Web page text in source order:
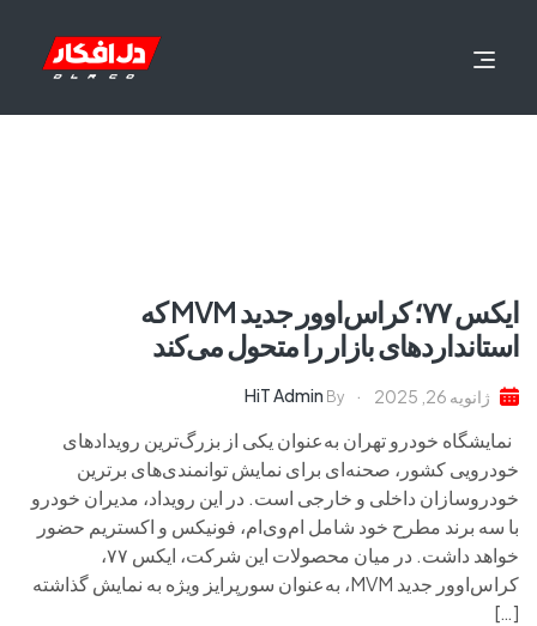
ایکس ۷۷؛ کراس‌اوور جدید MVM که
استانداردهای بازار را متحول می‌کند
ژانویه 26, 2025 By
HiT Admin
نمایشگاه خودرو تهران به‌عنوان یکی از بزرگ‌ترین رویدادهای
خودرویی کشور، صحنه‌ای برای نمایش توانمندی‌های برترین
خودروسازان داخلی و خارجی است. در این رویداد، مدیران خودرو
با سه برند مطرح خود شامل ام‌وی‌ام، فونیکس و اکستریم حضور
خواهد داشت. در میان محصولات این شرکت، ایکس ۷۷،
کراس‌اوور جدید MVM، به‌عنوان سورپرایز ویژه به نمایش گذاشته
[…]